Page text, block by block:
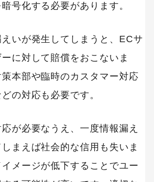
号化する必要があります。
いが発生してしまうと、ECサ
に対して賠償をおこないま
本部や臨時のカスタマー対応
の対応も必要です。
が必要なうえ、一度情報漏え
まえば社会的な信用も失いま
メージが低下することでユー